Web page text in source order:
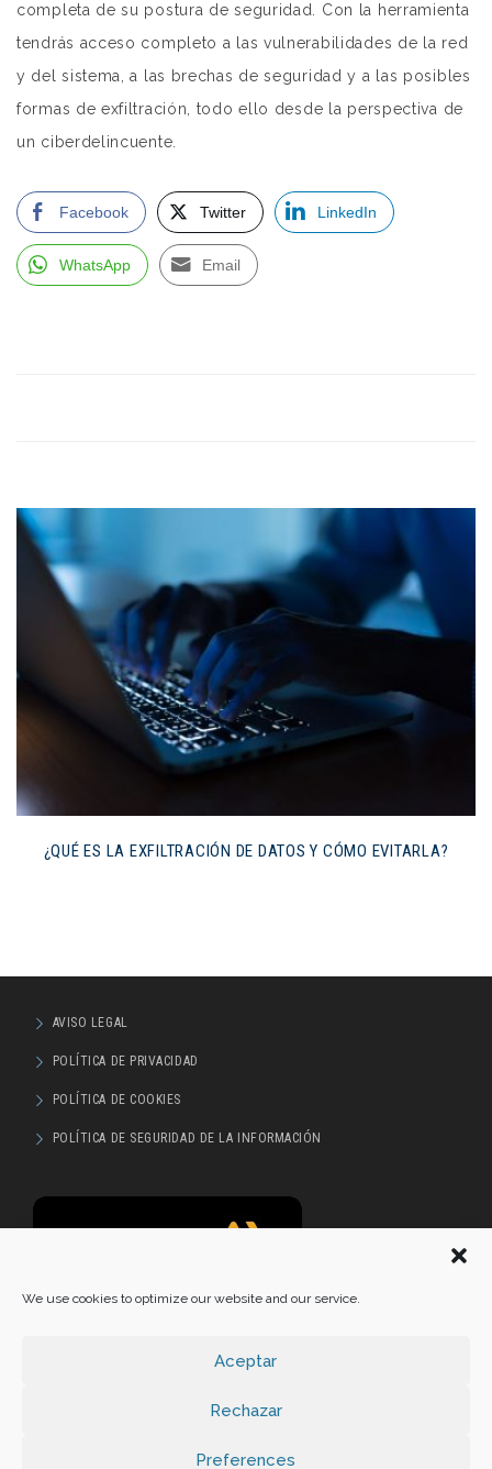
We use cookies to optimize our website and our service.
Aceptar
Rechazar
Preferences
completa de su postura de seguridad. Con la herramienta
tendrás acceso completo a las vulnerabilidades de la red
y del sistema, a las brechas de seguridad y a las posibles
formas de exfiltración, todo ello desde la perspectiva de
un ciberdelincuente.
Facebook Twitter LinkedIn
WhatsApp Email
¿QUÉ ES LA EXFILTRACIÓN DE DATOS Y CÓMO EVITARLA?
AVISO LEGAL
POLÍTICA DE PRIVACIDAD
POLÍTICA DE COOKIES
POLÍTICA DE SEGURIDAD DE LA INFORMACIÓN